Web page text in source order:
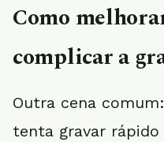
Como
complicar a
Outra cena
tenta gravar rápido